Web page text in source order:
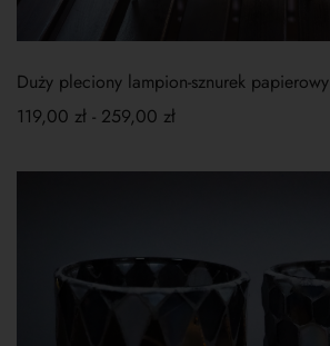
Duży pleciony lampion-sznurek papierowy
119,00 zł - 259,00 zł